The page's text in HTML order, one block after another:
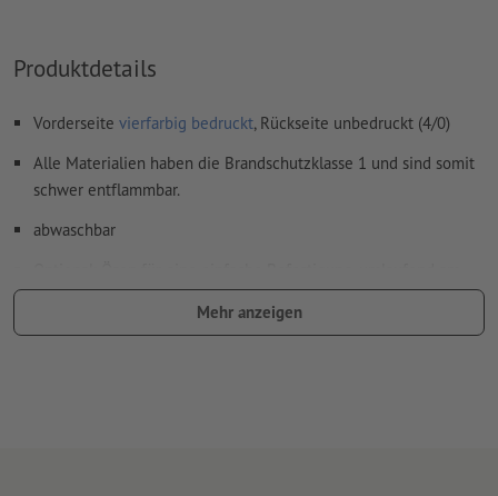
Produktdetails
Vorderseite vierfarbig bedruckt, Rückseite unbedruckt (4/0)
Alle Materialien haben die Brandschutzklasse 1 und sind somit
schwer entflammbar.
abwaschbar
Rand im Abstand von etwa 50 cm platziert.
Ösen werden gemäß Leserichtung verarbeitet
Mehr anzeigen